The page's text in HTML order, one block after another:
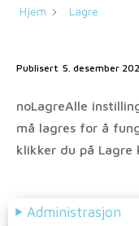
Administrasjon
Hjem Lagre
Publisert 5. desember
noLagreAlle
må lagres for å
klikker du på Lagre